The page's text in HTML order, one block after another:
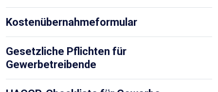
Kostenübernahmeformular
Gesetzliche Pflichten für
Gewerbetreibende